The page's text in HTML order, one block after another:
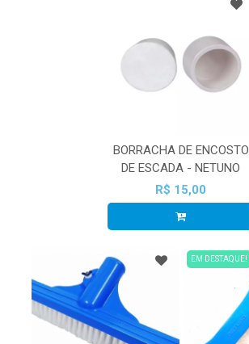
BORRACHA DE ENCOSTO
DE ESCADA - NETUNO
R$ 15,00
EM DESTAQUE!